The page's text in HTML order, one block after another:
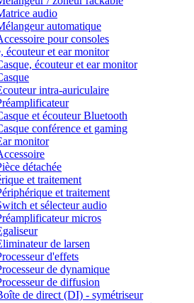
audio
automatique
pour consoles
écouteur et ear monitor
écouteur et ear monitor
intra-auriculaire
et écouteur Bluetooth
conférence et gaming
monitor
détachée
et traitement
et traitement
et sélecteur audio
micros
de larsen
d'effets
de dynamique
de diffusion
de direct (DI) - symétriseur